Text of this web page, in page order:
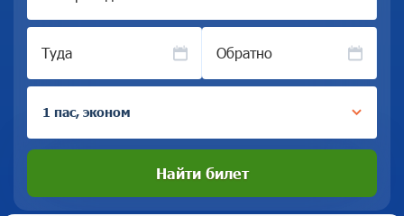
Туда Обратно
1 пас, эконом
Найти билет